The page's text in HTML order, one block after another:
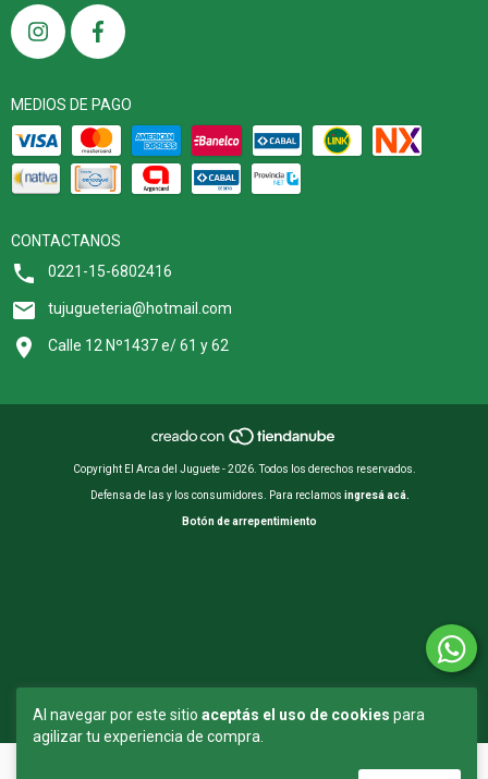
Al navegar por este sitio aceptás el uso de cookies para
agilizar tu experiencia de compra.
MEDIOS DE PAGO
CONTACTANOS
0221-15-6802416
tujugueteria@hotmail.com
Calle 12 Nº1437 e/ 61 y 62
Copyright El Arca del Juguete - 2026. Todos los derechos reservados.
Defensa de las y los consumidores. Para reclamos ingresá acá.
Botón de arrepentimiento